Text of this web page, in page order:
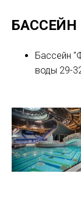
БАССЕЙН
Бассейн
воды 29-